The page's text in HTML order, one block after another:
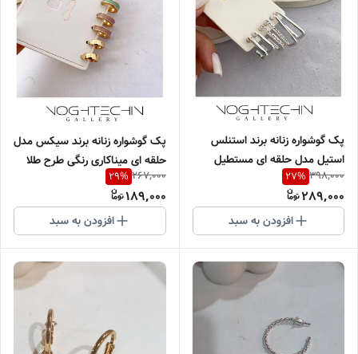
پک گوشواره زنانه برند استنلس
استیل مدل حلقه ای مستطیل
ومربع سیلور وارداتی
398,000
27%
289,000
افزودن به سبد
پک گوشواره زنانه برند سیکس مدل
حلقه ای میناکاری رنگی طرح طلا
وارداتی
267,000
29%
189,000
افزودن به سبد